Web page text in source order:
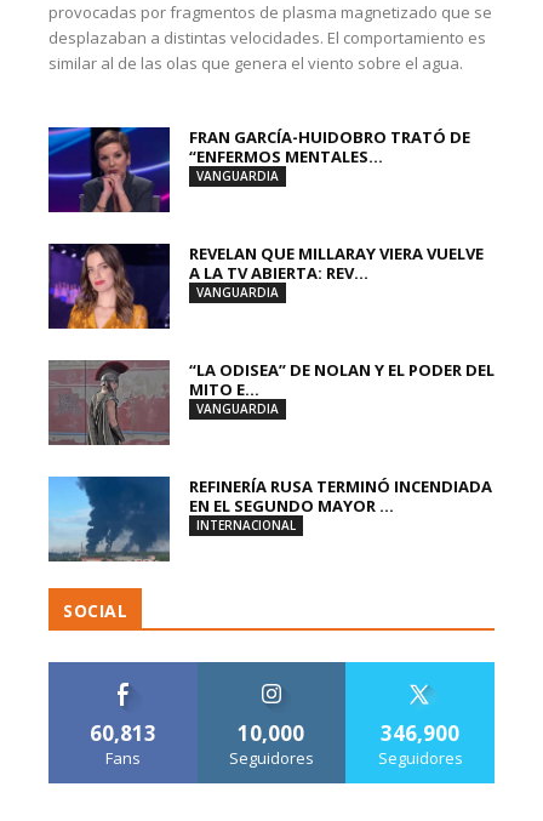
provocadas por fragmentos de plasma magnetizado que se
desplazaban a distintas velocidades. El comportamiento es
similar al de las olas que genera el viento sobre el agua.
FRAN GARCÍA-HUIDOBRO TRATÓ DE
“ENFERMOS MENTALES...
VANGUARDIA
REVELAN QUE MILLARAY VIERA VUELVE
A LA TV ABIERTA: REV...
VANGUARDIA
“LA ODISEA” DE NOLAN Y EL PODER DEL
MITO E...
VANGUARDIA
REFINERÍA RUSA TERMINÓ INCENDIADA
EN EL SEGUNDO MAYOR ...
INTERNACIONAL
SOCIAL
60,813
Fans
10,000
Seguidores
346,900
Seguidores